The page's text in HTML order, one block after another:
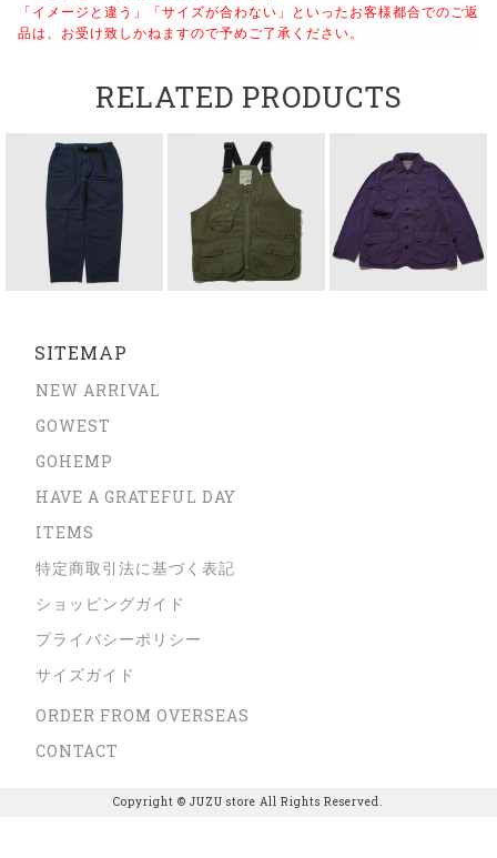
「イメージと違う」「サイズが合わない」といったお客様都合でのご返
品は、 お受け致しかねますので予めご了承ください。
RELATED PRODUCTS
SITEMAP
NEW ARRIVAL
GOWEST
GOHEMP
HAVE A GRATEFUL DAY
ITEMS
特定商取引法に基づく表記
ショッピングガイド
プライバシーポリシー
サイズガイド
ORDER FROM OVERSEAS
CONTACT
Copyright © JUZU store All Rights Reserved.